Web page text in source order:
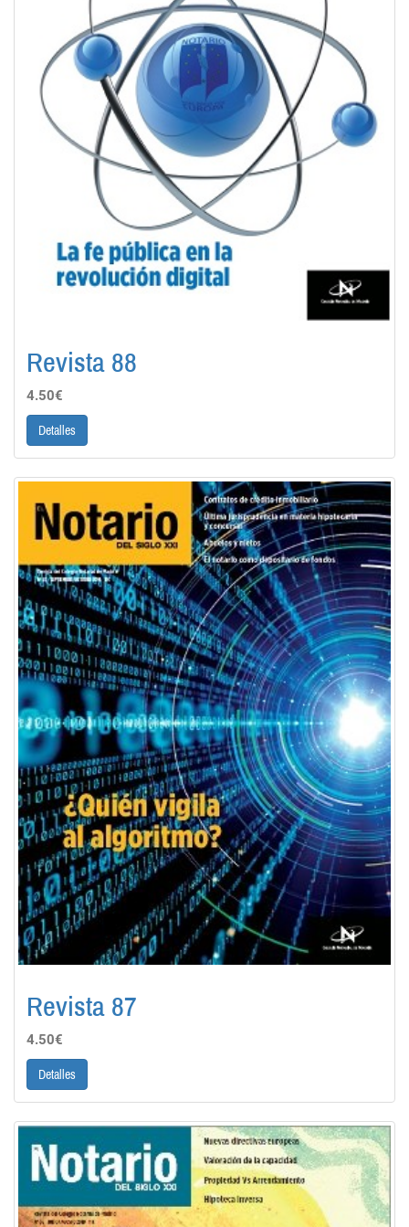
Revista 88
4.50€
Detalles
Revista 87
4.50€
Detalles